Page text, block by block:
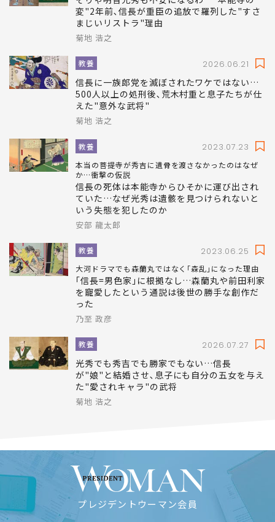
変"2年前､信長が重臣の追放で羅列した"すさ
まじいリストラ"理由
菊地 浩之
教養 2026.06.21
信長に一族郎党を滅ぼされたワケではない…
500人以上の処刑後､荒木村重と息子たちが仕
えた"意外な武将"
菊地 浩之
教養 2023.07.23
本当の菩提寺が秀吉に遺骨を渡さなかったのはなぜ
か…衝撃の仮説
信長の死体は本能寺からひそかに運び出され
ていた…なぜ光秀は遺骸を見つけられないと
いう失態を犯したのか
安部 龍太郎
教養 2023.06.25
大河ドラマでも森蘭丸ではなく｢森乱｣になった理由
｢信長=男色家｣に根拠なし…森蘭丸や前田利家
を寵愛したという通説は後世の勝手な創作だ
った
乃至 政彦
教養 2026.07.27
光秀でも秀吉でも勝家でもない…信長
が"娘"と結婚させ､息子にも自分の五女を与え
た"愛されキャラ"の武将
菊地 浩之
プレジデントウーマン会員